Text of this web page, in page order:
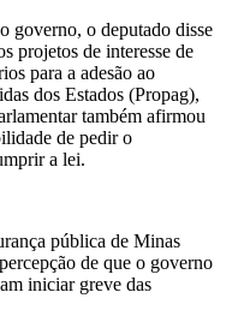
governo, o deputado disse
projetos de interesse de
para a adesão ao
dos Estados (Propag),
também afirmou
de pedir o
a lei.
pública de Minas
de que o governo
iniciar greve das